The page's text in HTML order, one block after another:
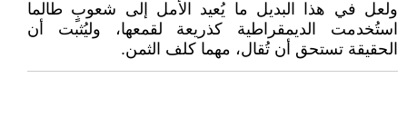
ولعل في هذا البديل ما يُعيد الأمل إلى شعوبٍ طالما
استُخدمت الديمقراطية كذريعة لقمعها، وليُثبت أن
الحقيقة تستحق أن تُقال، مهما كلف الثمن.